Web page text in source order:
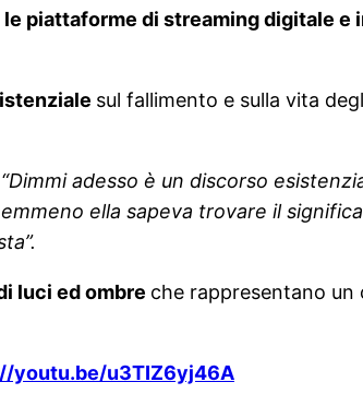
piattaforme di streaming digitale e
sul fallimento e sulla vita
“Dimmi adesso è un discorso
ella sapeva trovare il
luci ed ombre che rappresentano un
youtu.be/u3TIZ6yj46A